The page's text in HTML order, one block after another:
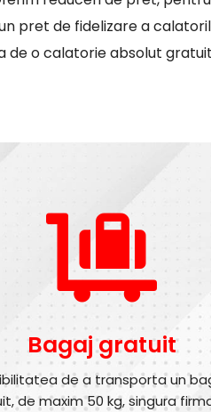
pret de fidelizare a
de o calatorie absolut
Bagaj gratuit
de a transporta un
de maxim 50 kg, singura